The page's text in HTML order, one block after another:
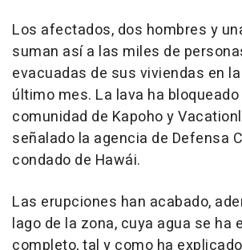
Los afectados, dos hombres y
suman así a las miles de
evacuadas de sus viviendas en
último mes. La lava ha
comunidad de Kapoho y
señalado la agencia de Defensa
condado de Hawái.
Las erupciones han acabado,
lago de la zona, cuya agua se ha
completo, tal y como ha